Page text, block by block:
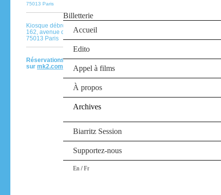
Billetterie
Accueil
Edito
Appel à films
À propos
Archives
Biarritz Session
Supportez-nous
En /Fr
75013 Paris
Kiosque débrouï-art
162, avenue de France
75013 Paris
Réservations
sur mk2.com